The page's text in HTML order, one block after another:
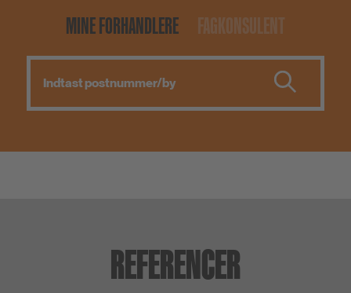
MINE FORHANDLERE FAGKONSULENT
REFERENCER